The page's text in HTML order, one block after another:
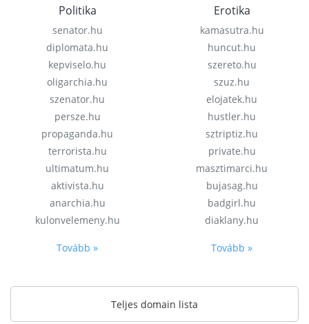
Politika
senator.hu
diplomata.hu
kepviselo.hu
oligarchia.hu
szenator.hu
persze.hu
propaganda.hu
terrorista.hu
ultimatum.hu
aktivista.hu
anarchia.hu
kulonvelemeny.hu
Tovább »
Erotika
kamasutra.hu
huncut.hu
szereto.hu
szuz.hu
elojatek.hu
hustler.hu
sztriptiz.hu
private.hu
masztimarci.hu
bujasag.hu
badgirl.hu
diaklany.hu
Tovább »
Teljes domain lista